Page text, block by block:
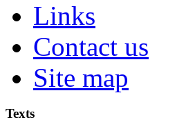
Links
Contact us
Site map
Texts